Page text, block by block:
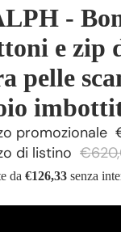
-
e zip
pelle
promozionale
di listino
da €126,33 senza